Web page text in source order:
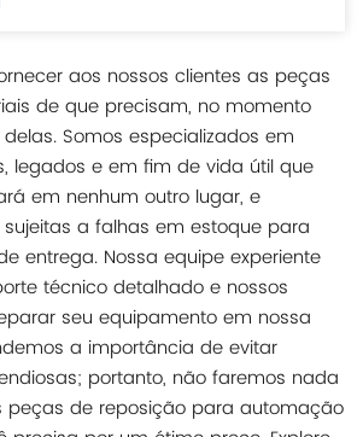
aos nossos clientes as peças
de que precisam, no momento
Somos especializados em
legados e em fim de vida útil que
em nenhum outro lugar, e
a falhas em estoque para
entrega. Nossa equipe experiente
técnico detalhado e nossos
seu equipamento em nossa
a importância de evitar
portanto, não faremos nada
peças de reposição para automação